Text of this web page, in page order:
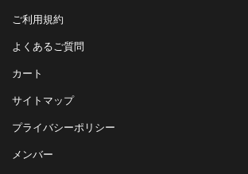
ご利用規約
よくあるご質問
カート
サイトマップ
プライバシーポリシー
メンバー